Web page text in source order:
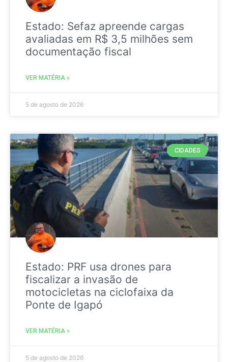
Estado: Sefaz apreende cargas
avaliadas em R$ 3,5 milhões sem
documentação fiscal
VER MATÉRIA »
5 de agosto de 2026
CIDADES
Estado: PRF usa drones para
fiscalizar a invasão de
motocicletas na ciclofaixa da
Ponte de Igapó
VER MATÉRIA »
5 de agosto de 2026